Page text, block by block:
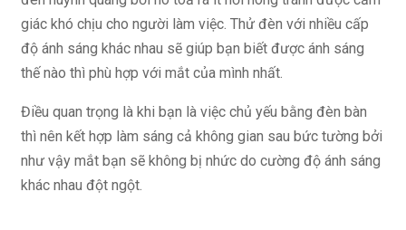
giác khó chịu cho người làm việc. Thử đèn với nhiều cấp
độ ánh sáng khác nhau sẽ giúp bạn biết được ánh sáng
thế nào thì phù hợp với mắt của mình nhất.
Điều quan trọng là khi bạn là việc chủ yếu bằng đèn bàn
thì nên kết hợp làm sáng cả không gian sau bức tường bởi
như vậy mắt bạn sẽ không bị nhức do cường độ ánh sáng
khác nhau đột ngột.